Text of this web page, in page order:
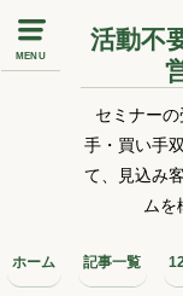
MENU
活動不
セミナー
手・買い手
て、見込み
ムを
ホーム 記事一覧